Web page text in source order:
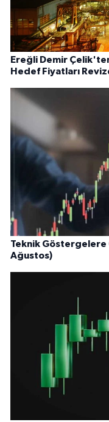
Ereğli Demir
Hedef Fiyatları
Teknik Göstergelere
Ağustos)